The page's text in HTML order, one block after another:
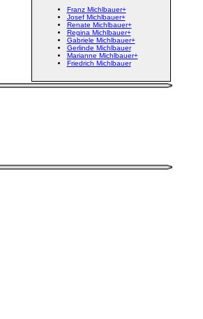
Franz Michlbauer+
Josef Michlbauer+
Renate Michlbauer+
Regina Michlbauer+
Gabriele Michlbauer+
Gerlinde Michlbauer
Marianne Michlbauer+
Friedrich Michlbauer